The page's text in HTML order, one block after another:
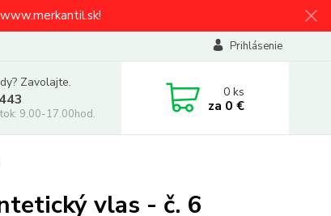
Prihlásenie
Zavolajte.
9.00-17.00hod.
0ks
za 0 €
vlas - č. 6